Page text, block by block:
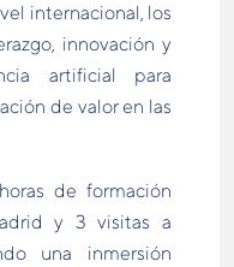
internacional, los
innovación y
artificial para
de valor en las
de formación
y 3 visitas a
una inmersión